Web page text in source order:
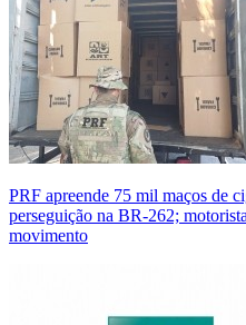
PRF apreende 75 mil maços de
perseguição na BR-262;
movimento